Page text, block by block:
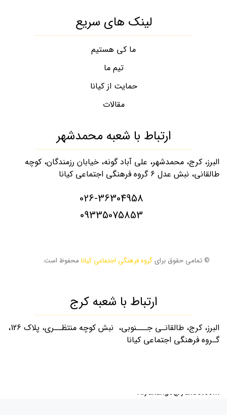
لینک های سریع
ما کی هستیم
تیم ما
حمایت از کیانا
مقالات
ارتباط با شعبه محمدشهر
البرز، کرج، محمدشهر، علی آباد گونه، خیابان رزمندگان، کوچه
طالقانی، نبش عدل ۶ گروه فرهنگی اجتماعی کیانا
026-36304958
09335075853
© تمامی حقوق برایگروه فرهنگی اجتماعی کیانا محفوظ است.
ارتباط با شعبه کرج
البرز، کرج، طالقانـی جـــنوبی، نبش کوچه منتظــری، پلاک 126،
گـروه فرهنگی اجتماعی کیانا
Kiyanango@yahoo.com